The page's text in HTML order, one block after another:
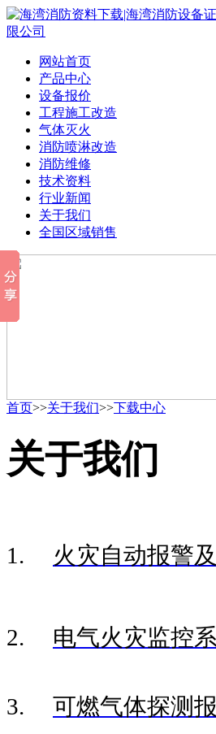
网站首页
产品中心
设备报价
工程施工改造
气体灭火
消防喷淋改造
消防维修
技术资料
行业新闻
关于我们
全国区域销售
首页>>关于我们>>下载中心
关于我们
1. 火灾自动报警
2. 电气火灾监控
3. 可燃气体探测